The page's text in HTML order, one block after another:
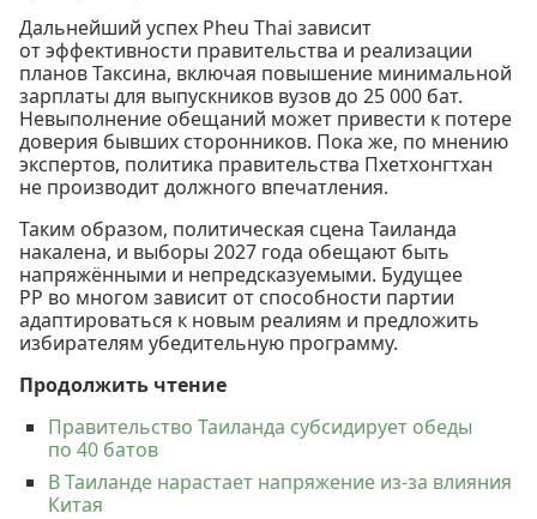
Дальнейший успех Pheu Thai зависит
от эффективности правительства и реализации
планов Таксина, включая повышение минимальной
зарплаты для выпускников вузов до 25 000 бат.
Невыполнение обещаний может привести к потере
доверия бывших сторонников. Пока же, по мнению
экспертов, политика правительства Пхетхонгтхан
не производит должного впечатления.
Таким образом, политическая сцена Таиланда
накалена, и выборы 2027 года обещают быть
напряжёнными и непредсказуемыми. Будущее
PP во многом зависит от способности партии
адаптироваться к новым реалиям и предложить
избирателям убедительную программу.
Продолжить чтение
Правительство Таиланда субсидирует обеды
по 40 батов
В Таиланде нарастает напряжение из-за влияния
Китая